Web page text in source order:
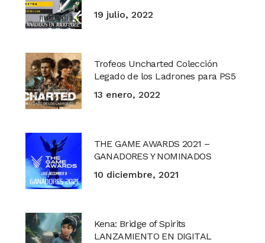
19 julio, 2022
Trofeos Uncharted Colección
Legado de los Ladrones para PS5
13 enero, 2022
THE GAME AWARDS 2021 –
GANADORES Y NOMINADOS
10 diciembre, 2021
Kena: Bridge of Spirits
LANZAMIENTO EN DIGITAL